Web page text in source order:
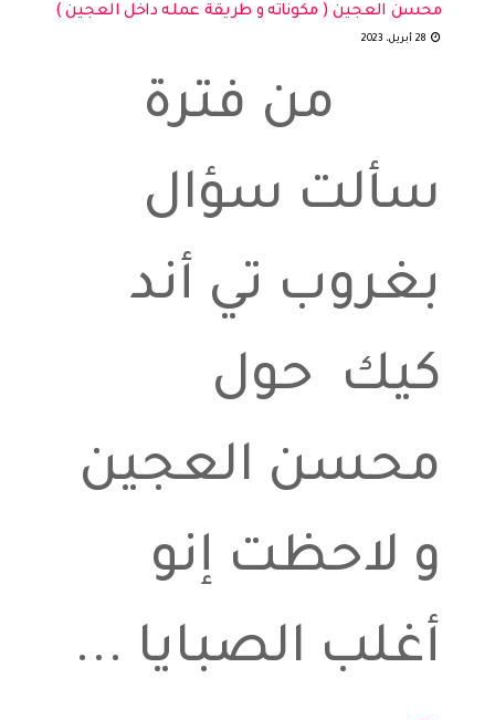
محسن العجين ( مكوناته و طريقة عمله داخل العجين )
من فترة
سألت سؤال
بغروب تي أند
كيك حول
محسن العجين
و لاحظت إنو
أغلب الصبايا ...